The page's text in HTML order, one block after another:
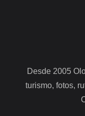
Desde 2005
turismo, fotos,